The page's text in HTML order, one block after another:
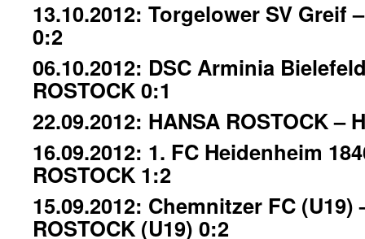
13.10.2012: Torgelower SV Greif
0:2
06.10.2012: DSC Arminia
ROSTOCK 0:1
22.09.2012: HANSA ROSTOCK –
16.09.2012: 1. FC Heidenheim
ROSTOCK 1:2
15.09.2012: Chemnitzer FC (U19)
ROSTOCK (U19) 0:2